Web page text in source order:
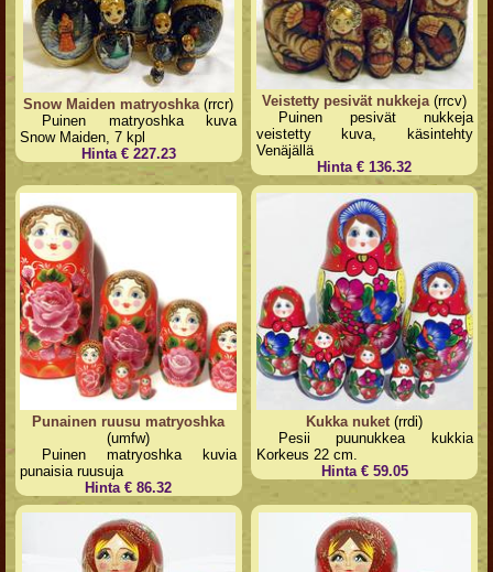
Snow Maiden matryoshka (rrcr)
Puinen matryoshka kuva
Snow Maiden, 7 kpl
Hinta € 227.23
Veistetty pesivät nukkeja (rrcv)
Puinen pesivät nukkeja
veistetty kuva, käsintehty
Venäjällä
Hinta € 136.32
Punainen ruusu matryoshka
(umfw)
Puinen matryoshka kuvia
punaisia ruusuja
Hinta € 86.32
Kukka nuket (rrdi)
Pesii puunukkea kukkia
Korkeus 22 cm.
Hinta € 59.05